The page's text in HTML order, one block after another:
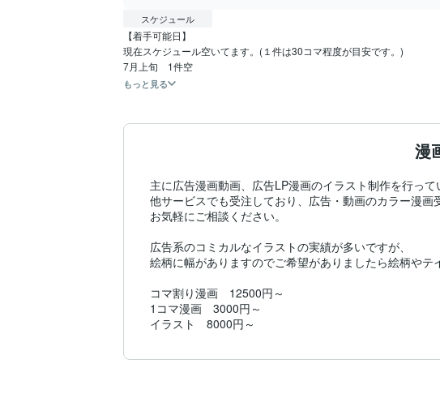
スケジュール
【着手可能日】
現在スケジュール空いてます。(１件は30コマ程度が目安です。)
7月上旬　1件空
もっと見る
漫
主に広告漫画動画、広告LP漫画のイラスト制作を行って
他サービスでも受注しており、広告・動画のカラー漫画
お気軽にご相談ください。
広告系のコミカルなイラストの実績が多いですが、
絵柄に幅がありますのでご希望がありましたら絵柄やテ
コマ割り漫画　12500円～
1コマ漫画　3000円～
イラスト　8000円～